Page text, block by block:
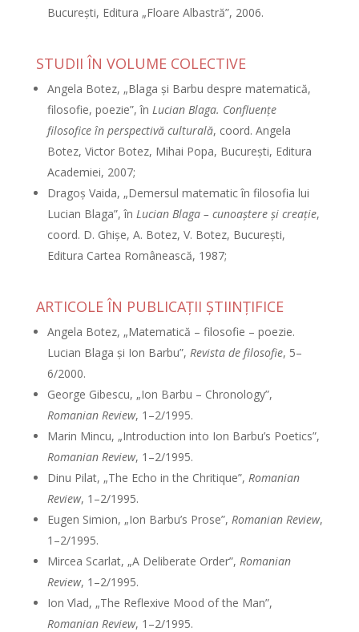
Bucureşti, Editura „Floare Albastră”, 2006.
STUDII ÎN VOLUME COLECTIVE
Angela Botez, „Blaga şi Barbu despre matematică,
filosofie, poezie”, în Lucian Blaga. Confluenţe
filosofice în perspectivă culturală, coord. Angela
Botez, Victor Botez, Mihai Popa, Bucureşti, Editura
Academiei, 2007;
Dragoş Vaida, „Demersul matematic în filosofia lui
Lucian Blaga”, în Lucian Blaga – cunoaştere şi creaţie,
coord. D. Ghişe, A. Botez, V. Botez, Bucureşti,
Editura Cartea Românească, 1987;
ARTICOLE ÎN PUBLICAŢII ŞTIINŢIFICE
Angela Botez, „Matematică – filosofie – poezie.
Lucian Blaga şi Ion Barbu”, Revista de filosofie, 5–
6/2000.
George Gibescu, „Ion Barbu – Chronology”,
Romanian Review, 1–2/1995.
Marin Mincu, „Introduction into Ion Barbu’s Poetics”,
Romanian Review, 1–2/1995.
Dinu Pilat, „The Echo in the Chritique”, Romanian
Review, 1–2/1995.
Eugen Simion, „Ion Barbu’s Prose”, Romanian Review,
1–2/1995.
Mircea Scarlat, „A Deliberate Order”, Romanian
Review, 1–2/1995.
Ion Vlad, „The Reflexive Mood of the Man”,
Romanian Review, 1–2/1995.